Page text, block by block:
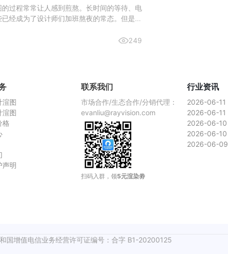
过程常常让人感到煎熬。长时间的等待、电
经成为了设计师们加班熬夜的常态。但是，
决了本地渲染慢的问题，而且价格还非常划
249
渲图
渲图
格
声明
联系我们
市场合作/生态合作/分销代理：
evanliu@rayvision.com
扫码入群，领5元渲染劵
行业资讯
2026-06-11
2026-06-11
2026-06-10
2026-06-10
2026-06-09
国增值电信业务经营许可证编号：合字 B1-20200125